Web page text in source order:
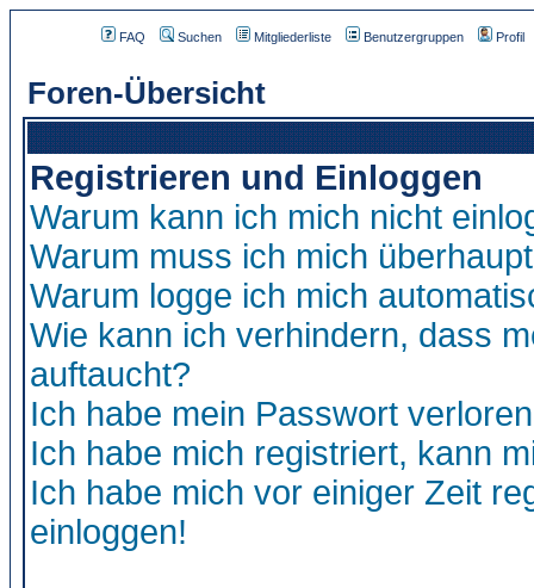
FAQ Suchen Mitgliederliste Benutzergruppen Profil
Foren-Übersicht
Registrieren und Einloggen
Warum kann ich mich nicht
Warum muss ich mich
Warum logge ich mich
Wie kann ich verhindern, dass
auftaucht?
Ich habe mein Passwort
Ich habe mich registriert, kann
Ich habe mich vor einiger Zeit
einloggen!